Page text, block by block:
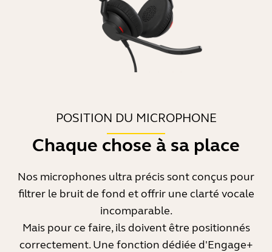
POSITION DU MICROPHONE
Chaque chose à sa place
Nos microphones ultra précis sont conçus pour
filtrer le bruit de fond et offrir une clarté vocale
incomparable.
Mais pour ce faire, ils doivent être positionnés
correctement. Une fonction dédiée d'Engage+